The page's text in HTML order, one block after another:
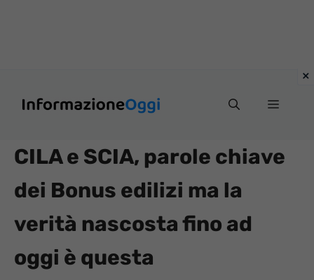
Menu
CILA e SCIA, parole chiave
dei Bonus edilizi ma la
verità nascosta fino ad
oggi è questa